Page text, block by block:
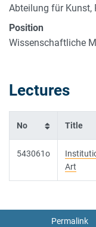
Abteilung für Kunst,
Position
Wissenschaftliche
Lectures
No Title
543061o
Art
Permalink